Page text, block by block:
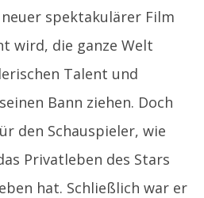
spektakulärer Film
wird, die ganze Welt
Talent und
Bann ziehen. Doch
den Schauspieler, wie
Privatleben des Stars
hat. Schließlich war er